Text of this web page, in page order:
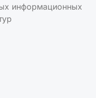
информационных